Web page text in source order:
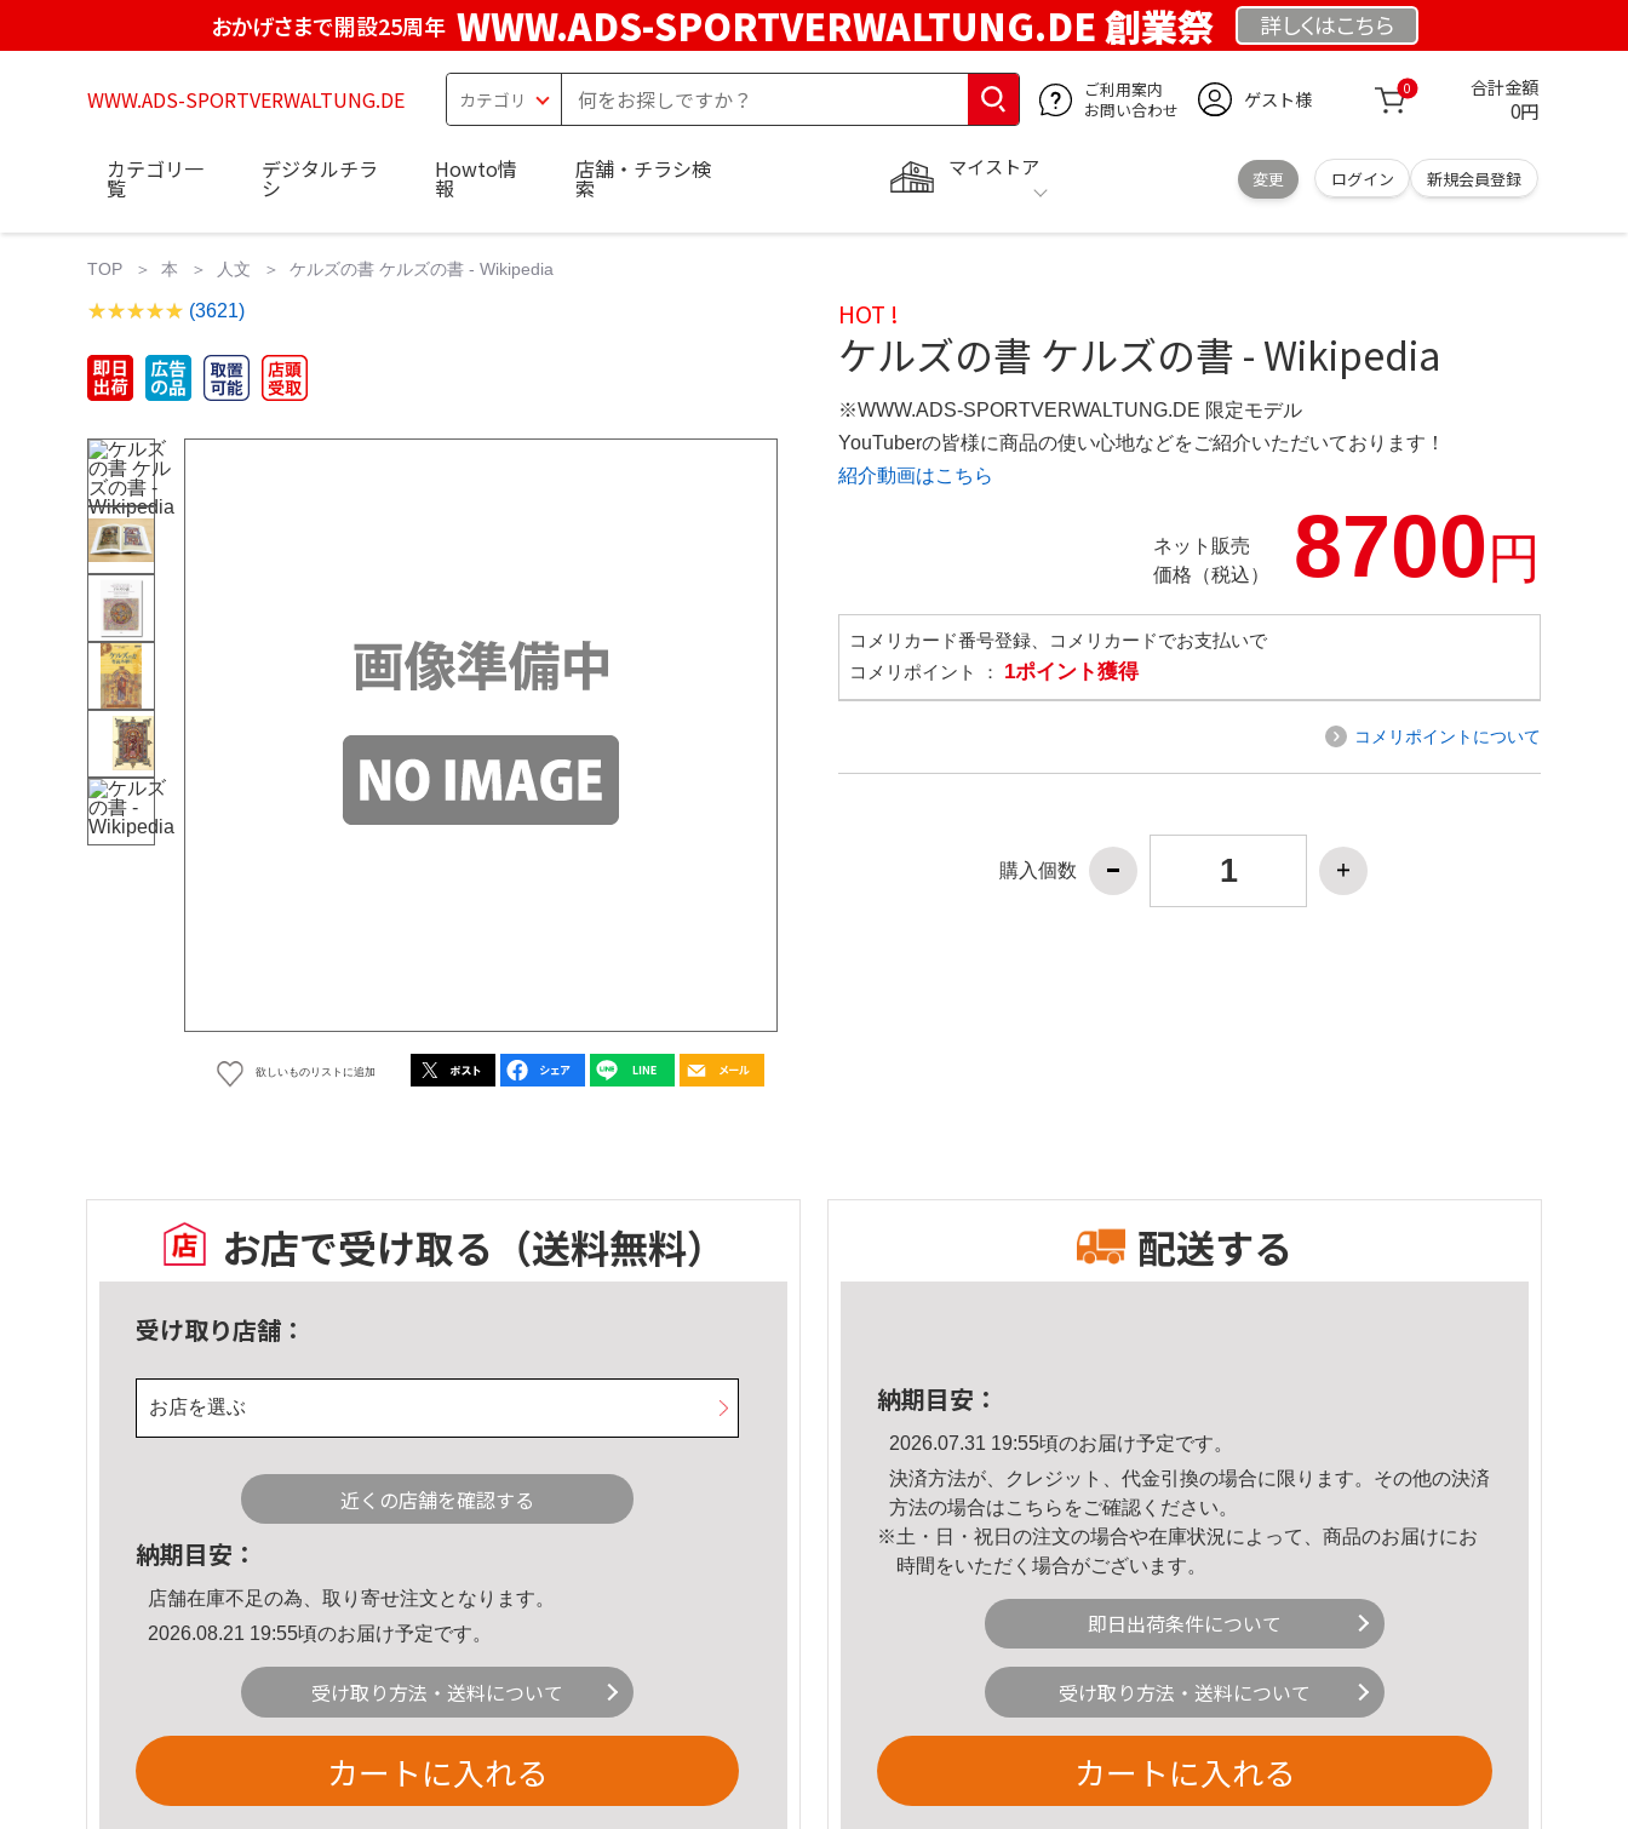
おかげさまで開設25周年 WWW.ADS-SPORTVERWALTUNG.DE 創業祭 詳しくはこちら
WWW.ADS-SPORTVERWALTUNG.DE
ご利用案内
お問い合わせ
ゲスト様 0 合計金額
0円
マイストア
変更 ログイン 新規会員登録
カテゴリ一
覧
デジタルチラ
シ
Howto情
報
店舗・チラシ検
索
TOP 本 人文 ケルズの書 ケルズの書 - Wikipedia
(3621)
欲しいものリストに追加
HOT !
ケルズの書 ケルズの書 - Wikipedia
※WWW.ADS-SPORTVERWALTUNG.DE 限定モデル
YouTuberの皆様に商品の使い心地などをご紹介いただいております！
紹介動画はこちら
ネット販売
価格（税込）
8700円
コメリカード番号登録、コメリカードでお支払いで
コメリポイント ： 1ポイント獲得
コメリポイントについて
購入個数
お店で受け取る （送料無料）
受け取り店舗：
お店を選ぶ
近くの店舗を確認する
納期目安：
店舗在庫不足の為、取り寄せ注文となります。
2026.08.21 19:55頃のお届け予定です。
受け取り方法・送料について
カートに入れる
配送する
納期目安：
2026.07.31 19:55頃のお届け予定です。
決済方法が、クレジット、代金引換の場合に限ります。その他の決済
方法の場合はこちら をご確認ください。
※土・日・祝日の注文の場合や在庫状況によって、商品のお届けにお
時間をいただく場合がございます。
即日出荷条件について
受け取り方法・送料について
カートに入れる